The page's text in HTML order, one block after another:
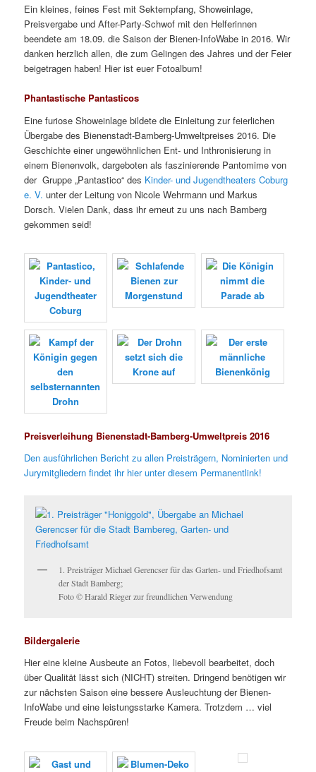
Ein kleines, feines Fest mit Sektempfang, Showeinlage,
Preisvergabe und After-Party-Schwof mit den Helferinnen
beendete am 18.09. die Saison der Bienen-InfoWabe in 2016. Wir
danken herzlich allen, die zum Gelingen des Jahres und der Feier
beigetragen haben! Hier ist euer Fotoalbum!
Phantastische Pantasticos
Eine furiose Showeinlage bildete die Einleitung zur feierlichen
Übergabe des Bienenstadt-Bamberg-Umweltpreises 2016. Die
Geschichte einer ungewöhnlichen Ent- und Inthronisierung in
einem Bienenvolk, dargeboten als faszinierende Pantomime von
der Gruppe „Pantastico“ des Kinder- und Jugendtheaters Coburg
e. V.unter der Leitung von Nicole Wehrmann und Markus
Dorsch. Vielen Dank, dass ihr erneut zu uns nach Bamberg
gekommen seid!
Preisverleihung Bienenstadt-Bamberg-Umweltpreis 2016
Den ausführlichen Bericht zu allen Preisträgern, Nominierten und
Jurymitgliedern findet ihr hier unter diesem Permanentlink!
1. Preisträger Michael Gerencser für das Garten- und Friedhofsamt
der Stadt Bamberg;
Foto © Harald Rieger zur freundlichen Verwendung
Bildergalerie
Hier eine kleine Ausbeute an Fotos, liebevoll bearbeitet, doch
über Qualität lässt sich (NICHT) streiten. Dringend benötigen wir
zur nächsten Saison eine bessere Ausleuchtung der Bienen-
InfoWabe und eine leistungsstarke Kamera. Trotzdem … viel
Freude beim Nachspüren!